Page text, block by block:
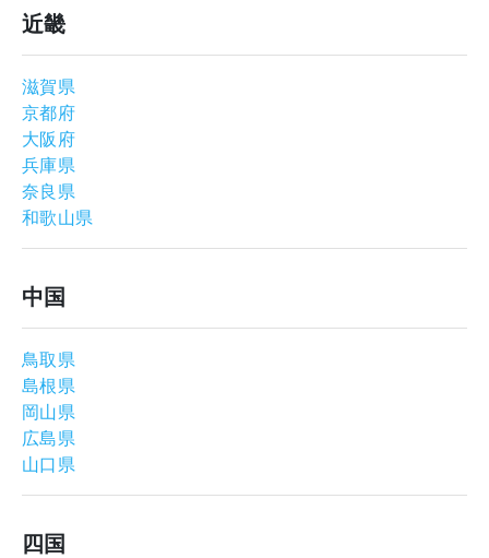
近畿
滋賀県
京都府
大阪府
兵庫県
奈良県
和歌山県
中国
鳥取県
島根県
岡山県
広島県
山口県
四国